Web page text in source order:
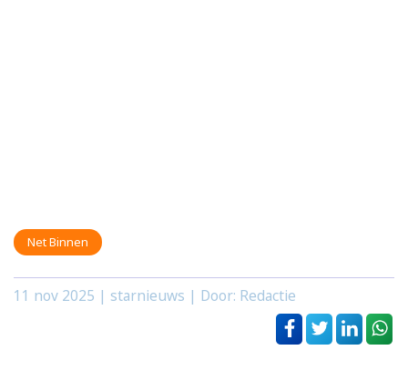
Net Binnen
11 nov 2025 | starnieuws | Door: Redactie